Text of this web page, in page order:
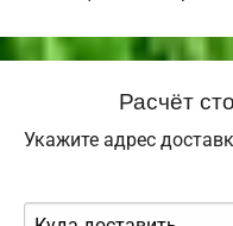
Расчёт
Укажите адрес